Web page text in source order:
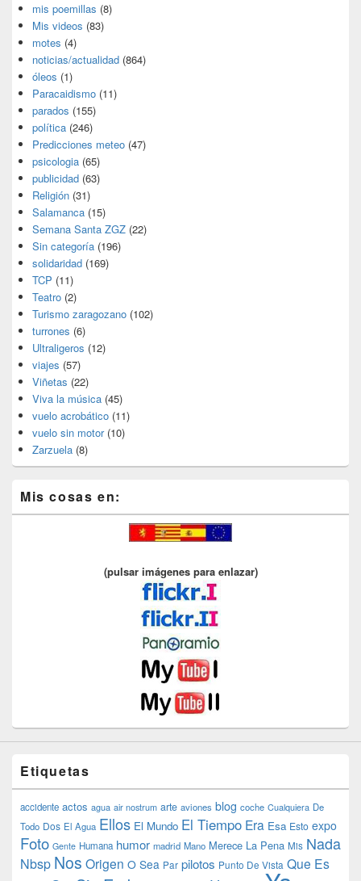
mis poemillas (8)
Mis videos (83)
motes (4)
noticias/actualidad (864)
óleos (1)
Paracaidismo (11)
parados (155)
política (246)
Predicciones meteo (47)
psicologia (65)
publicidad (63)
Religión (31)
Salamanca (15)
Semana Santa ZGZ (22)
Sin categoría (196)
solidaridad (169)
TCP (11)
Teatro (2)
Turismo zaragozano (102)
turrones (6)
Ultraligeros (12)
viajes (57)
Viñetas (22)
Viva la música (45)
vuelo acrobático (11)
vuelo sin motor(10)
Zarzuela (8)
Mis cosas en:
(pulsar imágenes para enlazar)
Etiquetas
accidente actos agua air nostrum arte aviones blog coche Cualquiera De
Todo Dos El Agua Ellos El Mundo El Tiempo Era Esa Esto expo
Foto Gente Humana humor madrid Mano Merece La Pena Mis Nada
Nbsp Nos Origen O Sea Par pilotos Punto De Vista Que Es